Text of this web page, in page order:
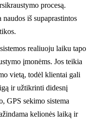
procesą.
iš supaprastintos
realiuoju laiku tapo
įmonėms. Jos teikia
vietą, todėl klientai gali
ir užtikrinti didesnį
GPS sekimo sistema
kelionės laiką ir